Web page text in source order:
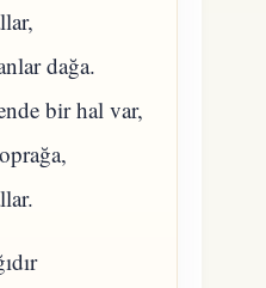
dağa.
bir hal var,